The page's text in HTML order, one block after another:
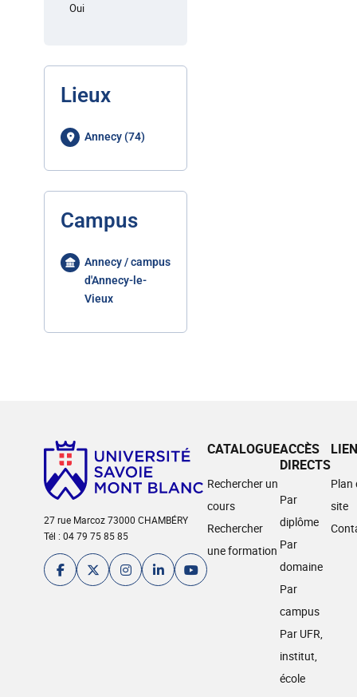
Oui
Lieux
Annecy (74)
Campus
Annecy / campus
d'Annecy-le-
Vieux
27 rue Marcoz 73000 CHAMBÉRY
Tél : 04 79 75 85 85
CATALOGUE
Rechercher un
cours
Rechercher
une formation
ACCÈS
DIRECTS
Par
diplôme
Par
domaine
Par
campus
Par UFR,
institut,
école
Plan
site